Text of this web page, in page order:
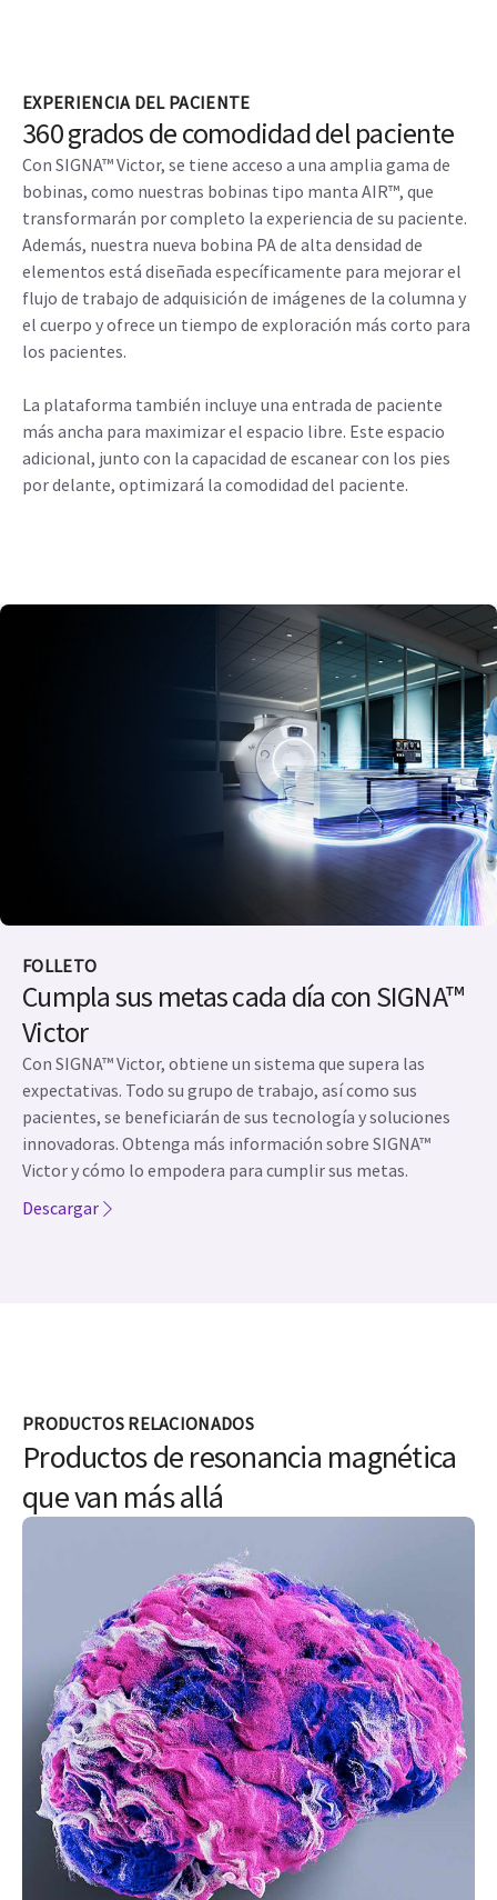
EXPERIENCIA DEL PACIENTE
360 grados de comodidad del paciente
Con SIGNA™ Victor, se tiene acceso a una amplia gama de
bobinas, como nuestras bobinas tipo manta AIR™, que
transformarán por completo la experiencia de su paciente.
Además, nuestra nueva bobina PA de alta densidad de
elementos está diseñada específicamente para mejorar el
flujo de trabajo de adquisición de imágenes de la columna y
el cuerpo y ofrece un tiempo de exploración más corto para
los pacientes.
La plataforma también incluye una entrada de paciente
más ancha para maximizar el espacio libre. Este espacio
adicional, junto con la capacidad de escanear con los pies
por delante, optimizará la comodidad del paciente.
FOLLETO
Cumpla sus metas cada día con SIGNA™
Victor
Con SIGNA™ Victor, obtiene un sistema que supera las
expectativas. Todo su grupo de trabajo, así como sus
pacientes, se beneficiarán de sus tecnología y soluciones
innovadoras. Obtenga más información sobre SIGNA™
Victor y cómo lo empodera para cumplir sus metas.
Descargar
PRODUCTOS RELACIONADOS
Productos de resonancia magnética
que van más allá